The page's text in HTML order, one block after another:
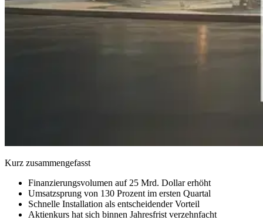
Kurz zusammengefasst
Finanzierungsvolumen auf 25 Mrd. Dollar erhöht
Umsatzsprung von 130 Prozent im ersten Quartal
Schnelle Installation als entscheidender Vorteil
Aktienkurs hat sich binnen Jahresfrist verzehnfacht